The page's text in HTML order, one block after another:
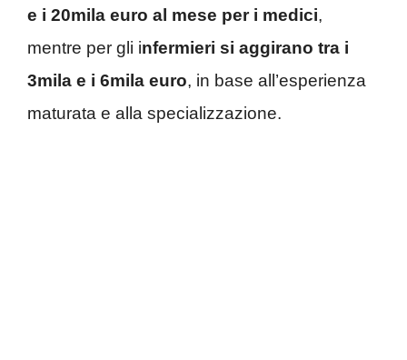
e i 20mila euro al mese per i medici,
mentre per gli infermieri si aggirano tra i
3mila e i 6mila euro, in base all’esperienza
maturata e alla specializzazione.